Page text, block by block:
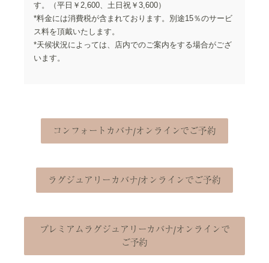
す。（平日￥2,600、土日祝￥3,600）
*料金には消費税が含まれております。別途15％のサービ
ス料を頂戴いたします。
*天候状況によっては、店内でのご案内をする場合がござ
います。
コンフォートカバナ/オンラインでご予約
ラグジュアリーカバナ/オンラインでご予約
プレミアムラグジュアリーカバナ/オンラインで
ご予約